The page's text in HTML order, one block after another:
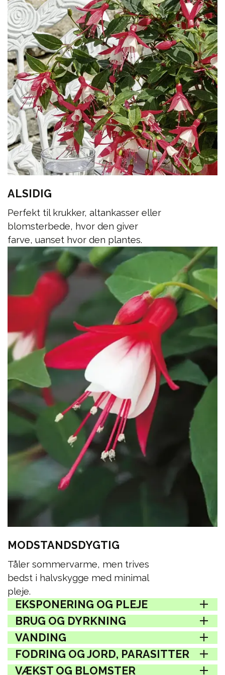
ALSIDIG
Perfekt til krukker, altankasser eller
blomsterbede, hvor den giver
farve, uanset hvor den plantes.
MODSTANDSDYGTIG
Tåler sommervarme, men trives
bedst i halvskygge med minimal
pleje.
EKSPONERING OG PLEJE
BRUG OG DYRKNING
VANDING
FODRING OG JORD, PARASITTER
VÆKST OG BLOMSTER